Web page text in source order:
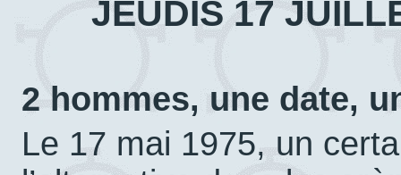
JEUDIS 17
2 hommes, une date,
Le 17 mai 1975, un